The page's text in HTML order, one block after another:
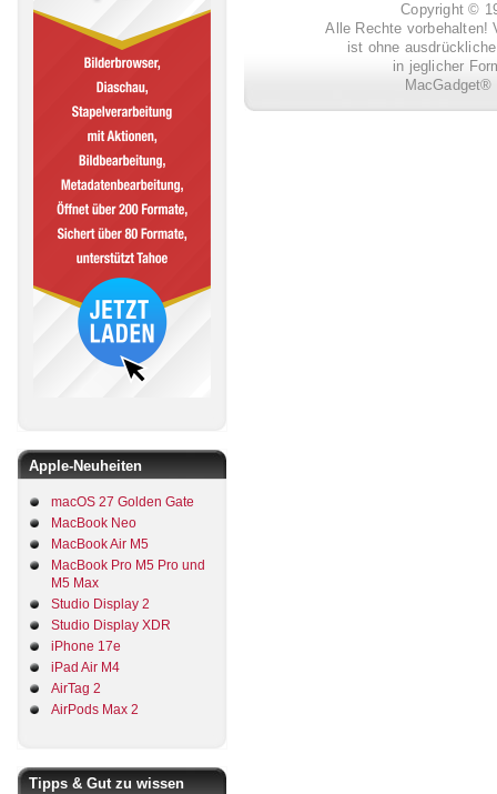
Apple-Neuheiten
macOS 27 Golden Gate
MacBook Neo
MacBook Air M5
MacBook Pro M5 Pro und
M5 Max
Studio Display 2
Studio Display XDR
iPhone 17e
iPad Air M4
AirTag 2
AirPods Max 2
Tipps & Gut zu wissen
Copyright ©
Alle Rechte vorbehalten!
ist ohne
in jeglicher
MacGadget®